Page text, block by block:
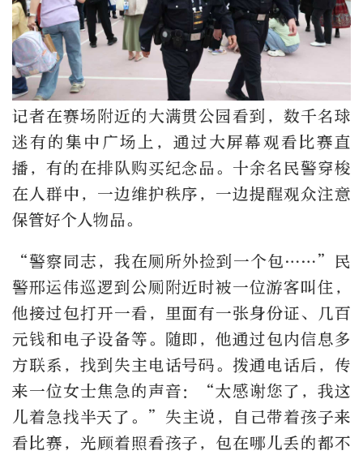
记者在赛场附近的大满贯公园看到，数千名球
迷有的集中广场上，通过大屏幕观看比赛直
播，有的在排队购买纪念品。十余名民警穿梭
在人群中，一边维护秩序，一边提醒观众注意
保管好个人物品。
“警察同志，我在厕所外捡到一个包……”民
警邢运伟巡逻到公厕附近时被一位游客叫住，
他接过包打开一看，里面有一张身份证、几百
元钱和电子设备等。随即，他通过包内信息多
方联系，找到失主电话号码。拨通电话后，传
来一位女士焦急的声音：“太感谢您了，我这
儿着急找半天了。”失主说，自己带着孩子来
看比赛，光顾着照看孩子，包在哪儿丢的都不